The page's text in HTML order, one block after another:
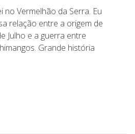
no Vermelhão da Serra. Eu
relação entre a origem de
Julho e a guerra entre
Grande história